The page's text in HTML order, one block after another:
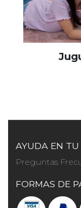
AYUDA EN TU
Preguntas
FORMAS DE